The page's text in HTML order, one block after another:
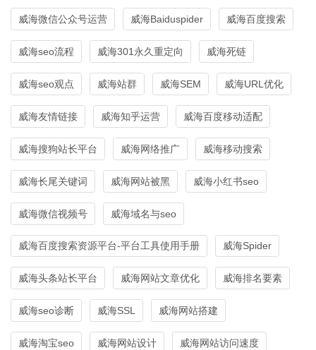
威海微信公众号运营 威海Baiduspider 威海百度搜索
威海seo流程 威海301永久重定向 威海死链
威海seo观点 威海站群 威海SEM 威海URL优化
威海友情链接 威海知乎运营 威海百度移动适配
威海搜狗站长平台 威海网络推广 威海移动搜索
威海长尾关键词 威海网站被黑 威海小红书seo
威海微信视频号 威海域名与seo
威海百度搜索资源平台-平台工具使用手册 威海Spider
威海头条站长平台 威海网站文章优化 威海排名要素
威海seo诊断 威海SSL 威海网站搭建
威海淘宝seo 威海网站设计 威海网站访问速度